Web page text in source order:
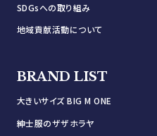
SDGsへの取り組み
地域貢献活動について
BRAND LIST
大きいサイズ BIG M ONE
紳士服のザザホラヤ